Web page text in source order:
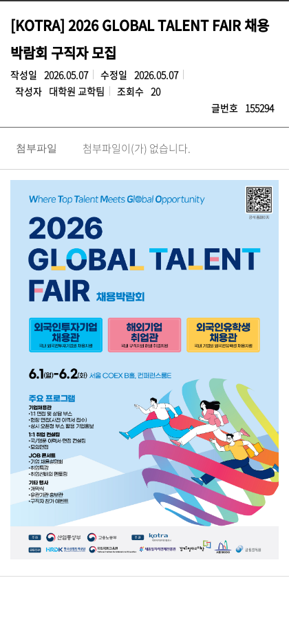
[KOTRA] 2026 GLOBAL TALENT FAIR 채용
박람회 구직자 모집
작성일 2026.05.07 수정일 2026.05.07
작성자 대학원 교학팀 조회수 20
글번호 155294
첨부파일 첨부파일이(가) 없습니다.